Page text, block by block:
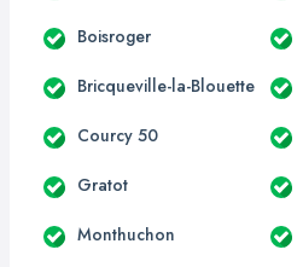
Boisroger
Bricqueville-la-Blouette
Courcy 50
Gratot
Monthuchon